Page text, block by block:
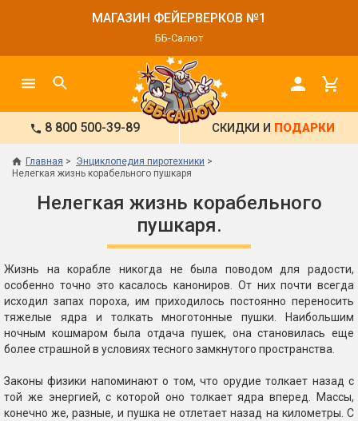
МАГАЗИН ФЕЙЕРВЕРКОВ №1
ББ-Салют
8 800 500-39-89 СКИДКИ И ПОДАРКИ
Главная
Энциклопедия пиротехники
Нелегкая жизнь корабельного пушкаря
Нелегкая жизнь корабельного
пушкаря.
Жизнь на корабле никогда не была поводом для радости,
особенно точно это касалось канониров. От них почти всегда
исходил запах пороха, им приходилось постоянно переносить
тяжелые ядра и толкать многотонные пушки. Наибольшим
ночным кошмаром была отдача пушек, она становилась еще
более страшной в условиях тесного замкнутого пространства.
Законы физики напоминают о том, что орудие толкает назад с
той же энергией, с которой оно толкает ядра вперед. Массы,
конечно же, разные, и пушка не отлетает назад на километры. С